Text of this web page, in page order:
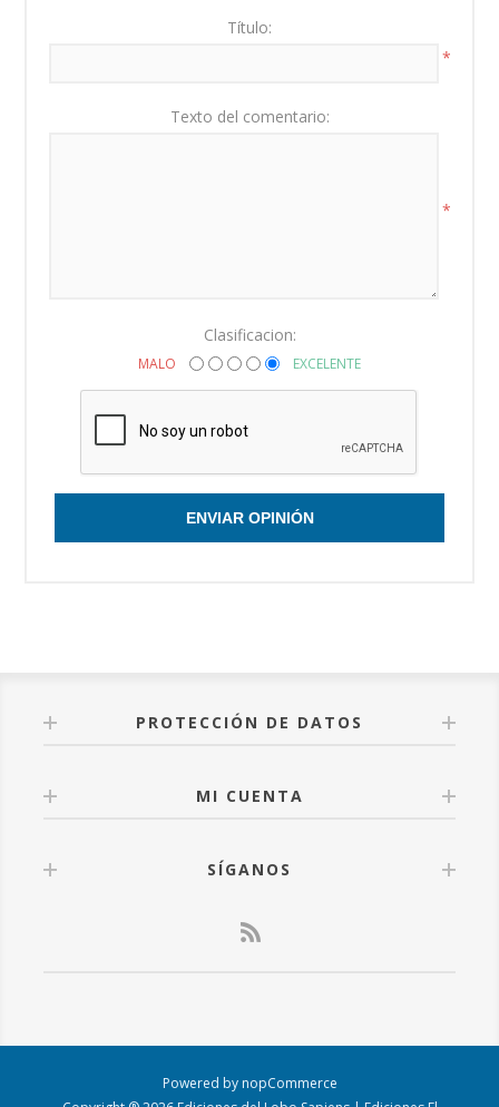
Título:
*
Texto del comentario:
*
Clasificacion:
MALO EXCELENTE
ENVIAR OPINIÓN
PROTECCIÓN DE DATOS
MI CUENTA
SÍGANOS
Powered by nopCommerce